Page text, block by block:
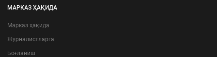
МАРКАЗ ҲАҚИДА
Марказ ҳақида
Журналистларга
Боғланиш